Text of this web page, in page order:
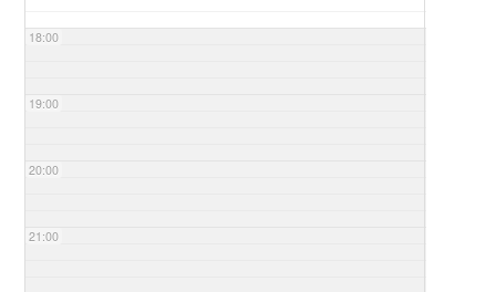
18:00
19:00
20:00
21:00